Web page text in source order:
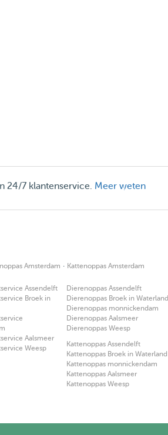
24/7 klantenservice. Meer weten
Amsterdam · Kattenoppas Amsterdam
Assendelft
Broek in
Aalsmeer
Weesp
Dierenoppas Assendelft
Dierenoppas Broek in Waterland
Dierenoppas monnickendam
Dierenoppas Aalsmeer
Dierenoppas Weesp
Kattenoppas Assendelft
Kattenoppas Broek in Waterland
Kattenoppas monnickendam
Kattenoppas Aalsmeer
Kattenoppas Weesp